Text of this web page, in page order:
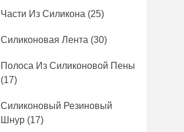
Части Из Силикона (25)
Силиконовая Лента (30)
Полоса Из Силиконовой Пены
(17)
Силиконовый Резиновый
Шнур (17)